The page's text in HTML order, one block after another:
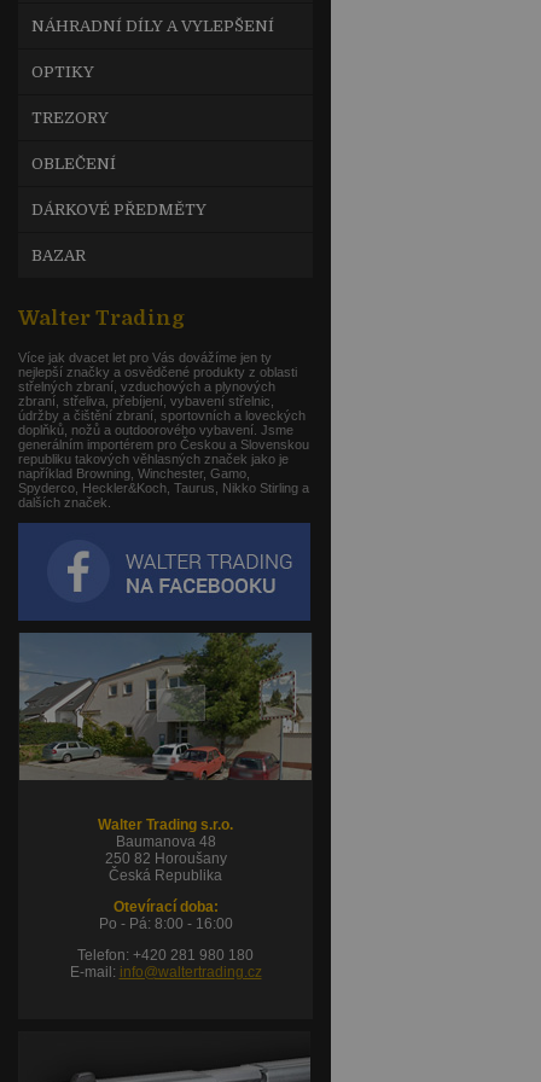
NÁHRADNÍ DÍLY A VYLEPŠENÍ
OPTIKY
TREZORY
OBLEČENÍ
DÁRKOVÉ PŘEDMĚTY
BAZAR
Walter Trading
Více jak dvacet let pro Vás dovážíme jen ty
nejlepší značky a osvědčené produkty z oblasti
střelných zbraní, vzduchových a plynových
zbraní, střeliva, přebíjení, vybavení střelnic,
údržby a čištění zbraní, sportovních a loveckých
doplňků, nožů a outdoorového vybavení. Jsme
generálním importérem pro Českou a Slovenskou
republiku takových věhlasných značek jako je
například Browning, Winchester, Gamo,
Spyderco, Heckler&Koch, Taurus, Nikko Stirling a
dalších značek.
Walter Trading s.r.o.
Baumanova 48
250 82 Horoušany
Česká Republika
Otevírací doba:
Po - Pá: 8:00 - 16:00
Telefon: +420 281 980 180
E-mail: info@waltertrading.cz